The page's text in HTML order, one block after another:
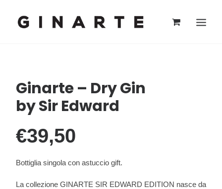
Ginarte – Dry Gin
by Sir Edward
€39,50
Bottiglia singola con astuccio gift.
La collezione GINARTE SIR EDWARD EDITION nasce da